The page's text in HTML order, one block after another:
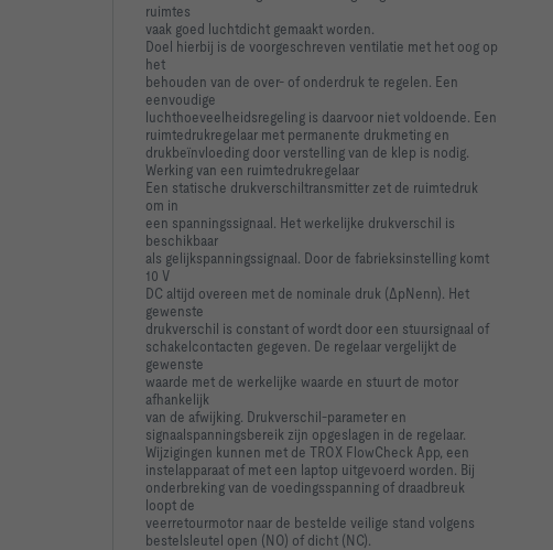
ruimtes
vaak goed luchtdicht gemaakt worden.
Doel hierbij is de voorgeschreven ventilatie met het oog op
het
behouden van de over- of onderdruk te regelen. Een
eenvoudige
luchthoeveelheidsregeling is daarvoor niet voldoende. Een
ruimtedrukregelaar met permanente drukmeting en
drukbeïnvloeding door verstelling van de klep is nodig.
Werking van een ruimtedrukregelaar
Een statische drukverschiltransmitter zet de ruimtedruk
om in
een spanningssignaal. Het werkelijke drukverschil is
beschikbaar
als gelijkspanningssignaal. Door de fabrieksinstelling komt
10 V
DC altijd overeen met de nominale druk (ΔpNenn). Het
gewenste
drukverschil is constant of wordt door een stuursignaal of
schakelcontacten gegeven. De regelaar vergelijkt de
gewenste
waarde met de werkelijke waarde en stuurt de motor
afhankelijk
van de afwijking. Drukverschil-parameter en
signaalspanningsbereik zijn opgeslagen in de regelaar.
Wijzigingen kunnen met de TROX FlowCheck App, een
instelapparaat of met een laptop uitgevoerd worden. Bij
onderbreking van de voedingsspanning of draadbreuk
loopt de
veerretourmotor naar de bestelde veilige stand volgens
bestelsleutel open (NO) of dicht (NC).